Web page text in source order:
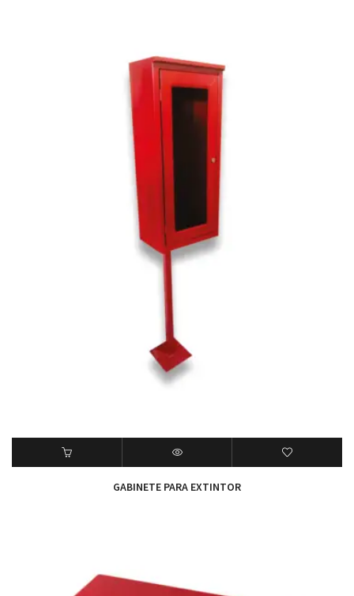
GABINETE PARA EXTINTOR